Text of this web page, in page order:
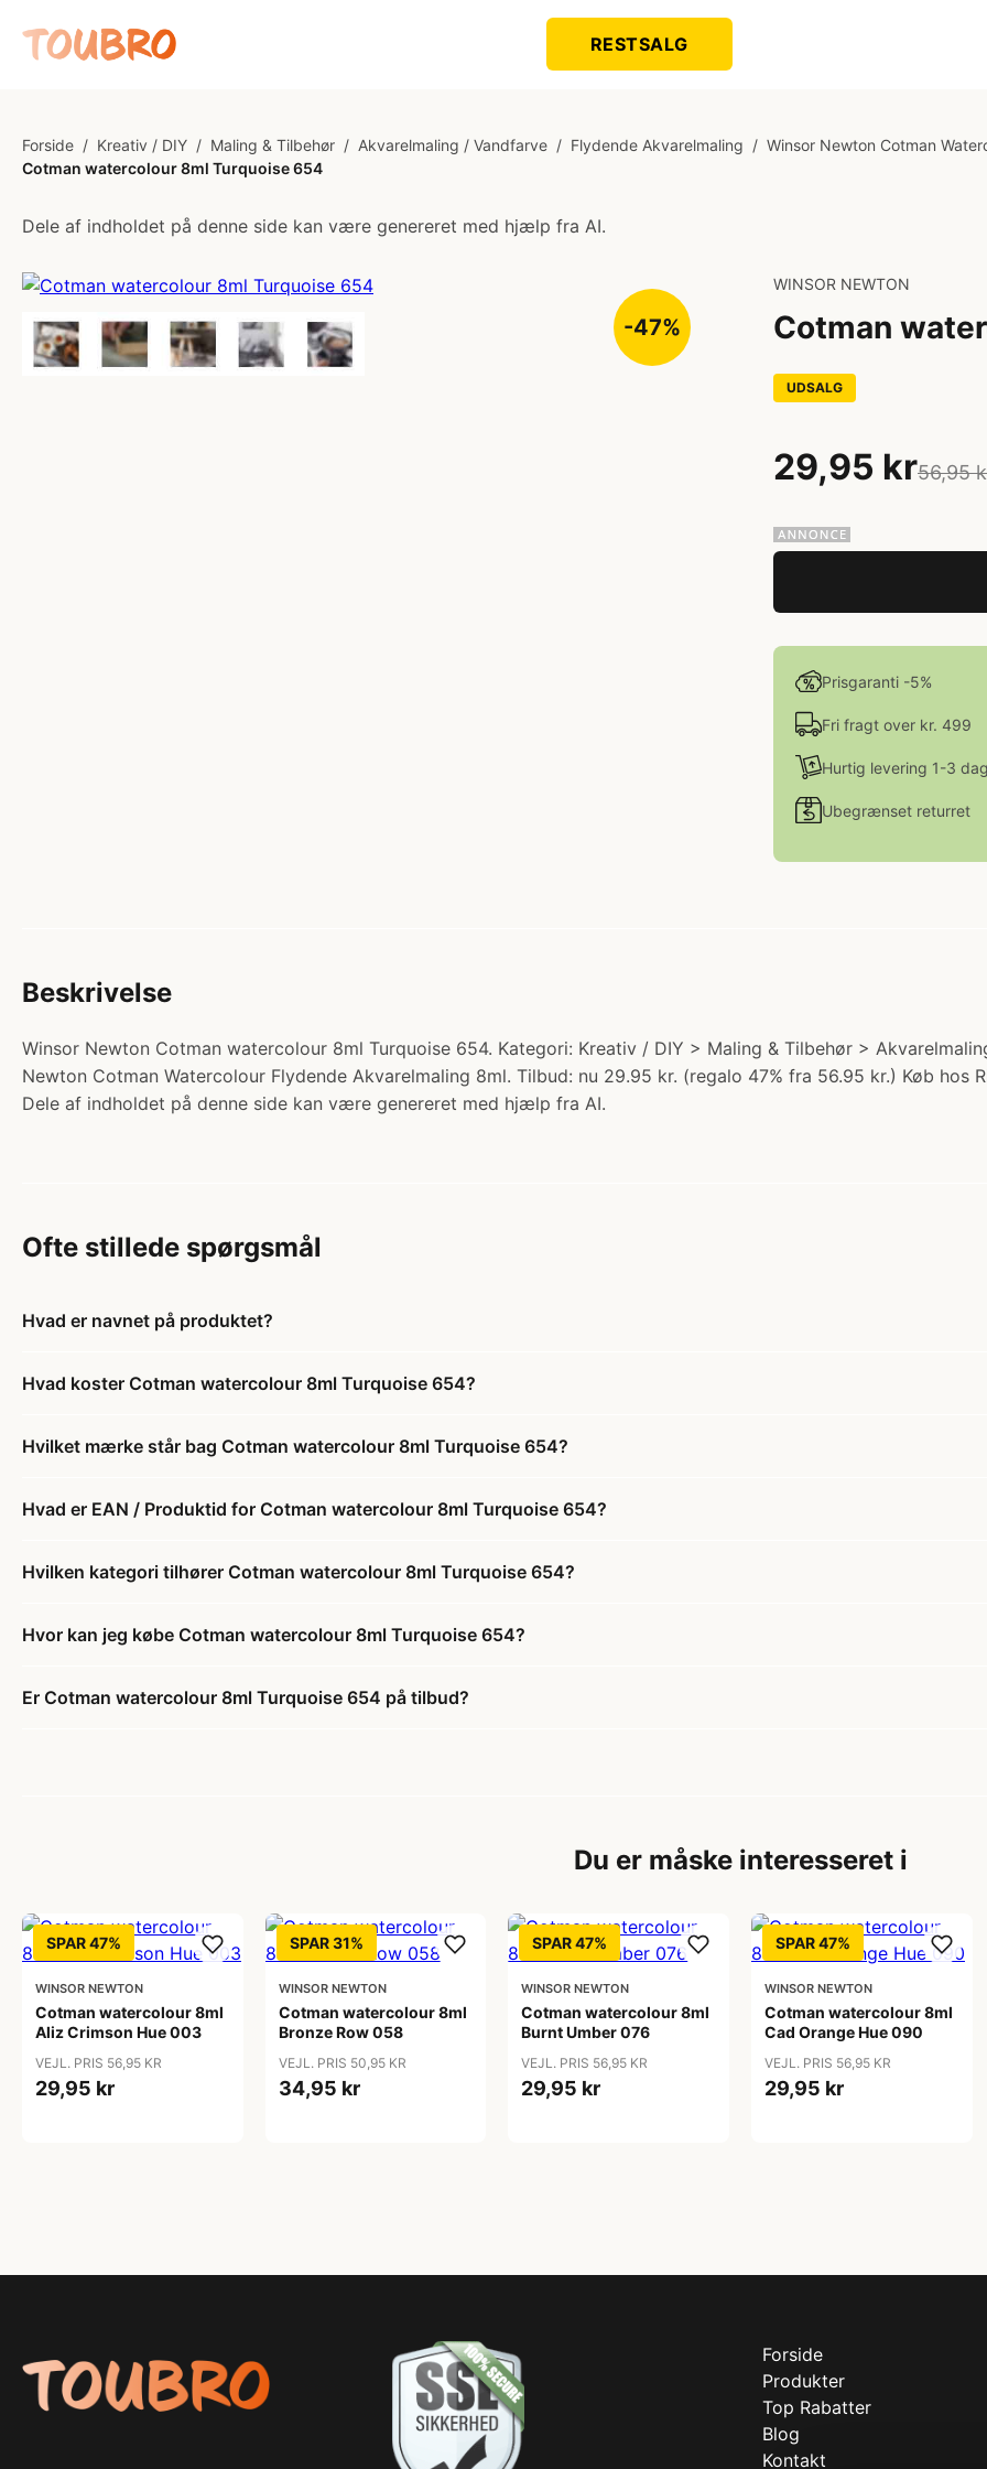
RESTSALG
Forside / Kreativ / DIY / Maling & Tilbehør / Akvarelmaling / Vandfarve / Flydende Akvarelmaling / Winsor Newton Cotman
Cotman watercolour 8ml Turquoise 654
Dele af indholdet på denne side kan være genereret med hjælp fra AI.
-47%
WINSOR NEWTON
Cotman
UDSALG
29,95 kr56,95
Prisgaranti -5%
Fri fragt over kr. 499
Hurtig levering 1-3
Ubegrænset returret
Beskrivelse
Winsor Newton Cotman watercolour 8ml Turquoise 654. Kategori: Kreativ / DIY > Maling & Tilbehør >
Newton Cotman Watercolour Flydende Akvarelmaling 8ml. Tilbud: nu 29.95 kr. (regalo 47% fra 56.95 kr.) Køb hos
Dele af indholdet på denne side kan være genereret med hjælp fra AI.
Ofte stillede spørgsmål
Hvad er navnet på produktet?
Hvad koster Cotman watercolour 8ml Turquoise 654?
Hvilket mærke står bag Cotman watercolour 8ml Turquoise 654?
Hvad er EAN / Produktid for Cotman watercolour 8ml Turquoise 654?
Hvilken kategori tilhører Cotman watercolour 8ml Turquoise 654?
Hvor kan jeg købe Cotman watercolour 8ml Turquoise 654?
Er Cotman watercolour 8ml Turquoise 654 på tilbud?
Du er måske interesseret i
SPAR 47%
WINSOR NEWTON
Cotman watercolour 8ml
Aliz Crimson Hue 003
VEJL. PRIS 56,95 KR
29,95 kr
SPAR 31%
WINSOR NEWTON
Cotman watercolour 8ml
Bronze Row 058
VEJL. PRIS 50,95 KR
34,95 kr
SPAR 47%
WINSOR NEWTON
Cotman watercolour 8ml
Burnt Umber 076
VEJL. PRIS 56,95 KR
29,95 kr
SPAR 47%
WINSOR NEWTON
Cotman watercolour 8ml
Cad Orange Hue 090
VEJL. PRIS 56,95 KR
29,95 kr
Forside
Produkter
Top Rabatter
Blog
Kontakt